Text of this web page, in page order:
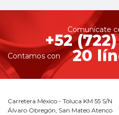
Comunícate
+52
Contamos con 20
Carretera México - Toluca KM 55 S/N
Álvaro Obregón, San Mateo Atenco